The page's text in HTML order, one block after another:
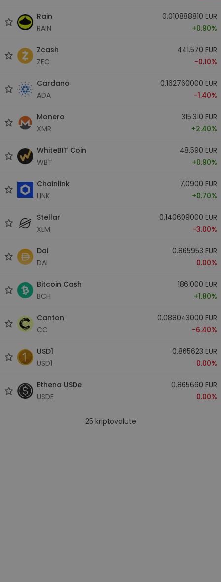
Rain
RAIN
0.010888810 EUR
+0.90%
Zcash
ZEC
441.570 EUR
-0.10%
Cardano
ADA
0.162760000 EUR
-1.40%
Monero
XMR
315.310 EUR
+2.40%
WhiteBIT Coin
WBT
48.590 EUR
+0.90%
Chainlink
LINK
7.0900 EUR
+0.70%
Stellar
XLM
0.140609000 EUR
-3.00%
Dai
DAI
0.865953 EUR
0.00%
Bitcoin Cash
BCH
186.000 EUR
+1.80%
Canton
CC
0.088043000 EUR
-6.40%
USD1
USD1
0.865623 EUR
0.00%
Ethena USDe
USDE
0.865660 EUR
0.00%
25 kriptovalute